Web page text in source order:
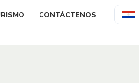
CONTÁCTENOS